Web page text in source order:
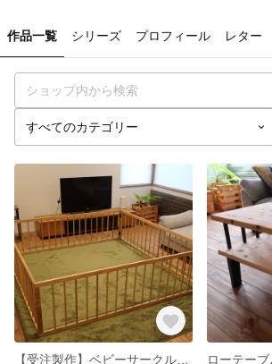
作品一覧 シリーズ プロフィール レター